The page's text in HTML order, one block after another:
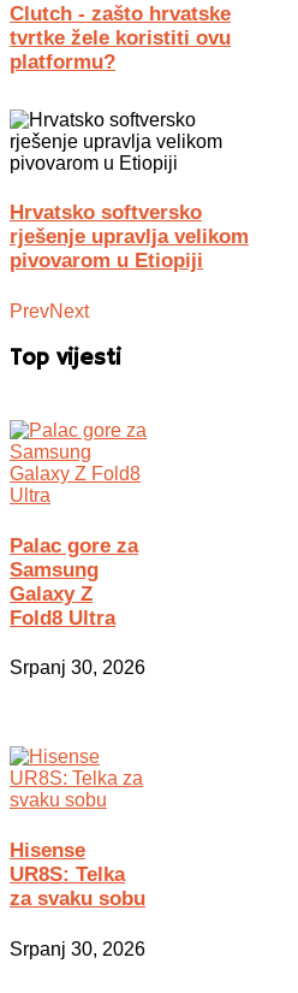
Clutch - zašto hrvatske
tvrtke žele koristiti ovu
platformu?
Hrvatsko softversko
rješenje upravlja velikom
pivovarom u Etiopiji
PrevNext
Top vijesti
Palac gore za
Samsung
Galaxy Z
Fold8 Ultra
Srpanj 30, 2026
Hisense
UR8S: Telka
za svaku sobu
Srpanj 30, 2026